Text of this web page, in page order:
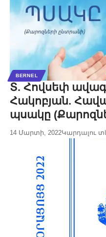
BERNEL
Տ. Հովսեփ
Հակոբյան.
պսակը
14 Մարտի, 2022Կարդալու